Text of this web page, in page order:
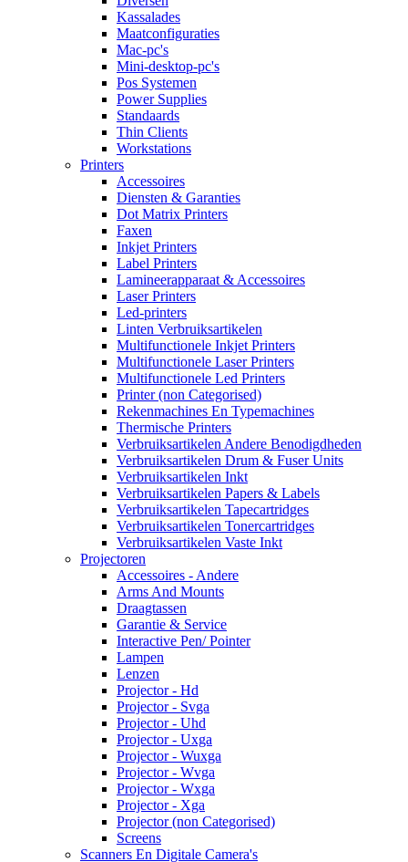
Kassalades
Maatconfiguraties
Mac-pc's
Mini-desktop-pc's
Pos Systemen
Power Supplies
Standaards
Thin Clients
Workstations
Printers
Accessoires
Diensten & Garanties
Dot Matrix Printers
Faxen
Inkjet Printers
Label Printers
Lamineerapparaat & Accessoires
Laser Printers
Led-printers
Linten Verbruiksartikelen
Multifunctionele Inkjet Printers
Multifunctionele Laser Printers
Multifunctionele Led Printers
Printer (non Categorised)
Rekenmachines En Typemachines
Thermische Printers
Verbruiksartikelen Andere Benodigdheden
Verbruiksartikelen Drum & Fuser Units
Verbruiksartikelen Inkt
Verbruiksartikelen Papers & Labels
Verbruiksartikelen Tapecartridges
Verbruiksartikelen Tonercartridges
Verbruiksartikelen Vaste Inkt
Projectoren
Accessoires - Andere
Arms And Mounts
Draagtassen
Garantie & Service
Interactive Pen/ Pointer
Lampen
Lenzen
Projector - Hd
Projector - Svga
Projector - Uhd
Projector - Uxga
Projector - Wuxga
Projector - Wvga
Projector - Wxga
Projector - Xga
Projector (non Categorised)
Screens
Scanners En Digitale Camera's